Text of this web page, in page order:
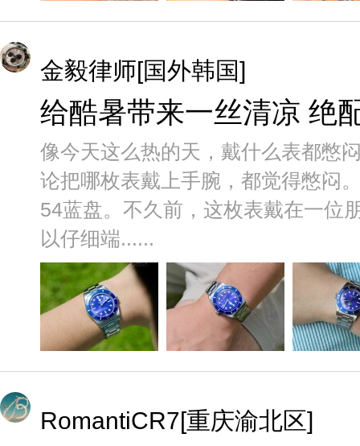
金毅律师[国外韩国]
给酷暑带来一丝清凉 绝
像今天这么热的天，戴什么表都憋
论把哪枚表戴上手腕，都觉得憋闷
54蓝盘。不久前，这枚表戴在一位
以仔细端......
RomantiCR7[重庆渝北区]